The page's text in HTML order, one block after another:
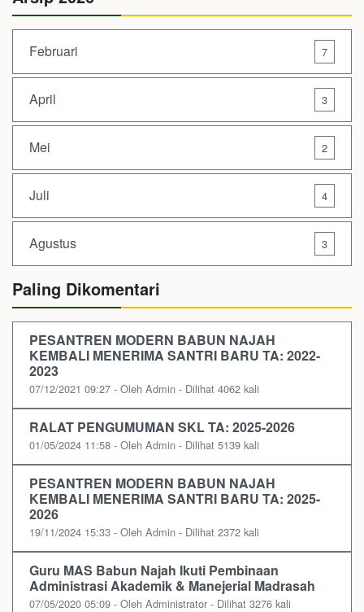
Februari 7
April 3
Mei 2
Juli 4
Agustus 3
Paling Dikomentari
PESANTREN MODERN BABUN NAJAH
KEMBALI MENERIMA SANTRI BARU TA: 2022-
2023
07/12/2021 09:27 - Oleh Admin - Dilihat 4062 kali
RALAT PENGUMUMAN SKL TA: 2025-2026
01/05/2024 11:58 - Oleh Admin - Dilihat 5139 kali
PESANTREN MODERN BABUN NAJAH
KEMBALI MENERIMA SANTRI BARU TA: 2025-
2026
19/11/2024 15:33 - Oleh Admin - Dilihat 2372 kali
Guru MAS Babun Najah Ikuti Pembinaan
Administrasi Akademik & Manejerial Madrasah
07/05/2020 05:09 - Oleh Administrator - Dilihat 3276 kali